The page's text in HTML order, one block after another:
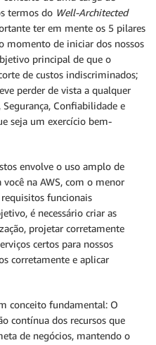
termos do Well-Architected
ter em mente os 5 pilares
momento de iniciar dos nossos
principal de que o
de custos indiscriminados;
perder de vista a qualquer
Confiabilidade e
seja um exercício bem-
envolve o uso amplo de
na AWS, com o menor
funcionais
é necessário criar as
projetar corretamente
certos para nossos
corretamente e aplicar
conceito fundamental: O
contínua dos recursos que
de negócios, mantendo o